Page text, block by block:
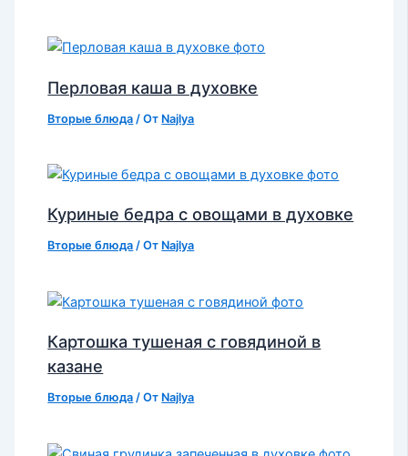
Перловая каша в духовке
Вторые блюда / От Najlya
Куриные бедра с овощами в духовке
Вторые блюда / От Najlya
Картошка тушеная с говядиной в
казане
Вторые блюда / От Najlya